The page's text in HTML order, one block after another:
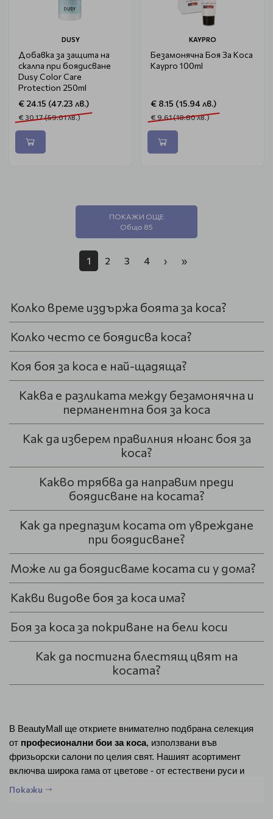
DUSY
Добавка за защита на
скалпа при боядисване
Dusy Color Care
Protection 250ml
€ 24.15 (47.23 лв.)
€ 30.17 (59.01 лв.)
KAYPRO
Безамонячна Боя За Коса
Kaypro 100ml
€ 8.15 (15.94 лв.)
€ 9.61 (18.80 лв.)
ПОКАЖИ ОЩЕ
Общо 85
1 2 3 4 › »
Колко време издържа боята за коса?
Колко често се боядисва коса?
Коя боя за коса е най-щадяща?
Каква е разликата между безамонячна и
перманентна боя за коса
Как да изберем правилния нюанс боя за
коса?
Какво трябва да направим преди
боядисване на косата?
Как да предпазим косата от увреждане
при боядисване?
Може ли да боядисваме косата си у дома?
Какви видове боя за коса има?
Боя за коса за покриване на бели коси
Как да постигна блестящ цвят на
косата?
В BeautyMall ще откриете внимателно подбрана селекция
от професионални бои за коса, използвани във
фризьорски салони по целия свят. Нашият асортимент
включва широка гама от цветове - от естествени руси и
кестеняви нюанси до модерни пепелни, медни и наситено
Покажи